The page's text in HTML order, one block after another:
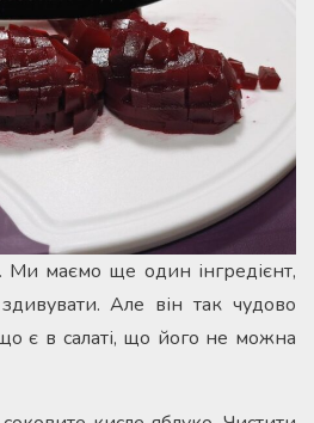
Ми маємо ще один інгредієнт,
Але він так чудово
є в салаті, що його не можна